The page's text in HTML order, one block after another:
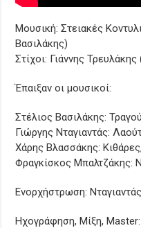
Μουσική: Στειακές
Βασιλάκης)
Στίχοι: Γιάννης
Έπαιξαν οι μουσικοί:
Στέλιος Βασιλάκης:
Γιώργης Νταγιαντάς:
Χάρης Βλασσάκης:
Φραγκίσκος Μπαλτζάκης:
Ενορχήστρωση:
Ηχογράφηση, Μίξη,